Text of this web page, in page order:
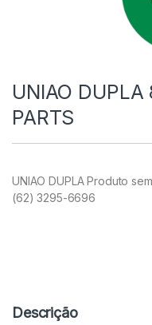
UNIAO
PARTS
UNIAO DUPLA Produto
(62) 3295-6696
Descrição